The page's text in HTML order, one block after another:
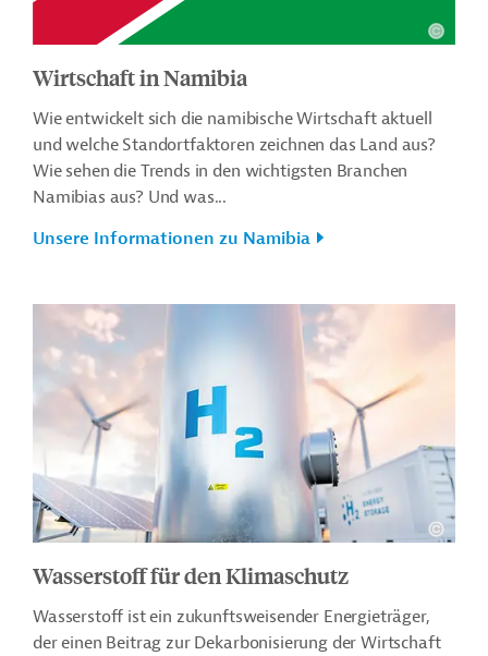
Wirtschaft in Namibia
Wie entwickelt sich die namibische Wirtschaft aktuell
und welche Standortfaktoren zeichnen das Land aus?
Wie sehen die Trends in den wichtigsten Branchen
Namibias aus? Und was...
Unsere Informationen zu Namibia
Wasserstoff für den Klimaschutz
Wasserstoff ist ein zukunftsweisender Energieträger,
der einen Beitrag zur Dekarbonisierung der Wirtschaft